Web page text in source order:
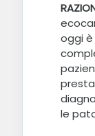
oggi
le